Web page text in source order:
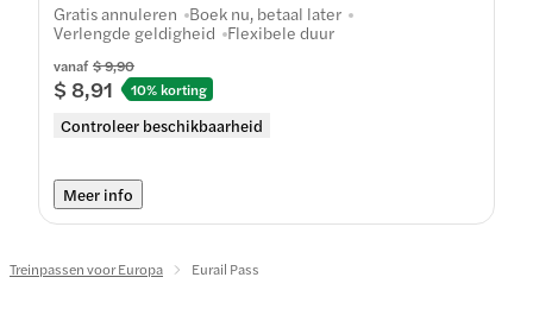
vanaf $ 9,90
$ 8,91 10% korting
Controleer beschikbaarheid
Gratis annuleren Boek nu, betaal later
Verlengde geldigheid Flexibele duur
Meer info
Treinpassen voor Europa Eurail Pass